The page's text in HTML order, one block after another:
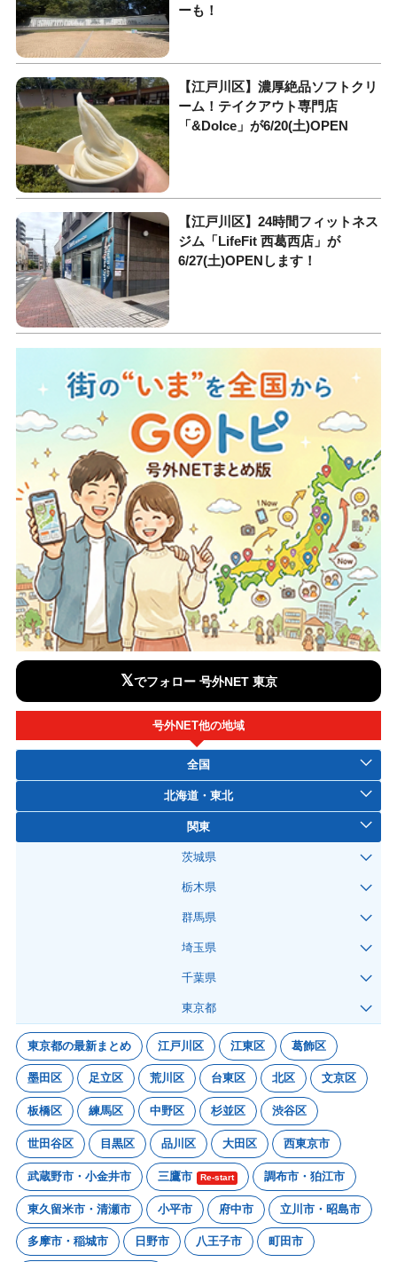
ーも！
【江戸川区】濃厚絶品ソフトクリ
ーム！テイクアウト専門店
「&Dolce」が6/20(土)OPEN
【江戸川区】24時間フィットネス
ジム「LifeFit 西葛西店」が
6/27(土)OPENします！
𝕏でフォロー 号外NET 東京
号外NET他の地域
全国
北海道・東北
関東
茨城県
栃木県
群馬県
埼玉県
千葉県
東京都
東京都の最新まとめ 江戸川区 江東区 葛飾区
墨田区 足立区 荒川区 台東区 北区 文京区
板橋区 練馬区 中野区 杉並区 渋谷区
世田谷区 目黒区 品川区 大田区 西東京市
武蔵野市・小金井市 三鷹市 Re-start 調布市・狛江市
東久留米市・清瀬市 小平市 府中市 立川市・昭島市
多摩市・稲城市 日野市 八王子市 町田市